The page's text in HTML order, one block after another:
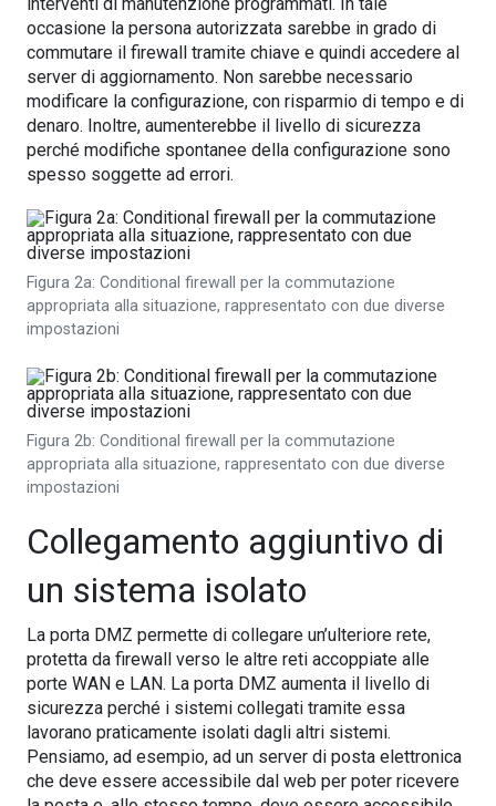
occasione la persona autorizzata sarebbe in grado di
commutare il firewall tramite chiave e quindi accedere al
server di aggiornamento. Non sarebbe necessario
modificare la configurazione, con risparmio di tempo e di
denaro. Inoltre, aumenterebbe il livello di sicurezza
perché modifiche spontanee della configurazione sono
spesso soggette ad errori.
Figura 2a: Conditional firewall per la commutazione
appropriata alla situazione, rappresentato con due diverse
impostazioni
Figura 2b: Conditional firewall per la commutazione
appropriata alla situazione, rappresentato con due diverse
impostazioni
Collegamento aggiuntivo di
un sistema isolato
La porta DMZ permette di collegare un’ulteriore rete,
protetta da firewall verso le altre reti accoppiate alle
porte WAN e LAN. La porta DMZ aumenta il livello di
sicurezza perché i sistemi collegati tramite essa
lavorano praticamente isolati dagli altri sistemi.
Pensiamo, ad esempio, ad un server di posta elettronica
che deve essere accessibile dal web per poter ricevere